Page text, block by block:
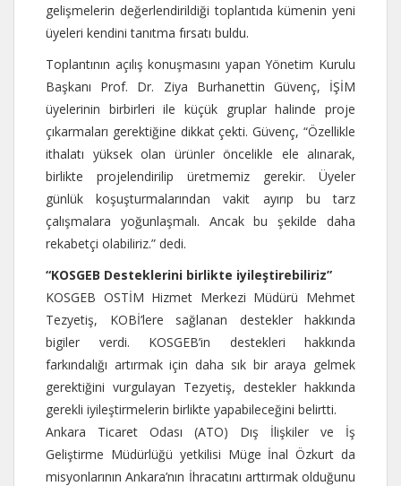
gelişmelerin değerlendirildiği toplantıda kümenin yeni
üyeleri kendini tanıtma fırsatı buldu.
Toplantının açılış konuşmasını yapan Yönetim Kurulu
Başkanı Prof. Dr. Ziya Burhanettin Güvenç, İŞİM
üyelerinin birbirleri ile küçük gruplar halinde proje
çıkarmaları gerektiğine dikkat çekti. Güvenç, “Özellikle
ithalatı yüksek olan ürünler öncelikle ele alınarak,
birlikte projelendirilip üretmemiz gerekir. Üyeler
günlük koşuşturmalarından vakit ayırıp bu tarz
çalışmalara yoğunlaşmalı. Ancak bu şekilde daha
rekabetçi olabiliriz.” dedi.
“KOSGEB Desteklerini birlikte iyileştirebiliriz”
KOSGEB OSTİM Hizmet Merkezi Müdürü Mehmet
Tezyetiş, KOBİ’lere sağlanan destekler hakkında
bigiler verdi. KOSGEB’in destekleri hakkında
farkındalığı artırmak için daha sık bir araya gelmek
gerektiğini vurgulayan Tezyetiş, destekler hakkında
gerekli iyileştirmelerin birlikte yapabileceğini belirtti.
Ankara Ticaret Odası (ATO) Dış İlişkiler ve İş
Geliştirme Müdürlüğü yetkilisi Müge İnal Özkurt da
misyonlarının Ankara’nın İhracatını arttırmak olduğunu